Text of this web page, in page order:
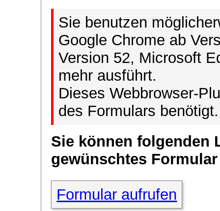
Sie benutzen
Google Chrome ab
Version 52, Microsoft
mehr ausführt.
Dieses Webbrowser-
des Formulars benötigt.
Sie können folgenden
gewünschtes
Formular aufrufen